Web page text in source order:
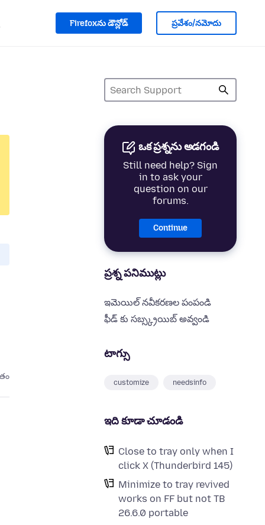
Firefoxను డౌన్లోడ్ ప్రవేశం/నమోదు
ఒక ప్రశ్నను అడగండి
Still need help? Sign
in to ask your
question on our
forums.
Continue
ప్రశ్న పనిముట్లు
ఇమెయిల్ నవీకరణల పంపండి
ఫీడ్ కు సబ్స్క్రయిబ్ అవ్వండి
టాగ్సు
customize needsinfo
ఇది కూడా చూడండి
Close to tray only when I
click X (Thunderbird 145)
Minimize to tray revived
works on FF but not TB
26.6.0 portable